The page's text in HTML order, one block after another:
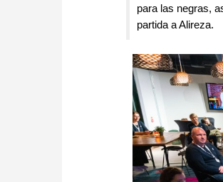
para las negras,
partida a Alireza.